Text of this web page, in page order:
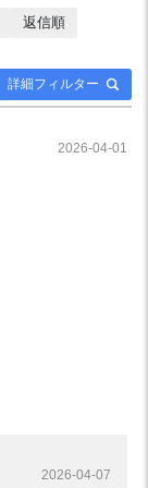
詳細フィルター
返信順
2026-04-01
2026-04-07